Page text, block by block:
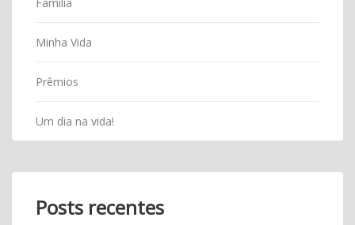
Minha Vida
Prêmios
Um dia na vida!
Posts recentes